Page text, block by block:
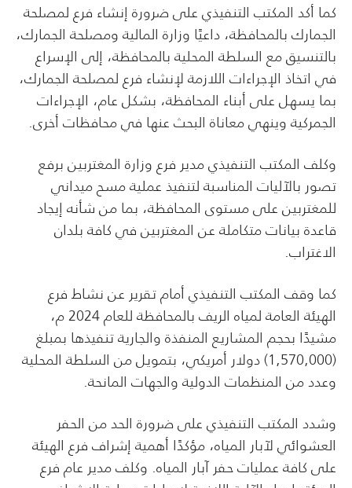
كما أكد المكتب التنفيذي على ضرورة إنشاء فرع لمصلحة
الجمارك بالمحافظة، داعيًا وزارة المالية ومصلحة الجمارك،
بالتنسيق مع السلطة المحلية بالمحافظة، إلى الإسراع
في اتخاذ الإجراءات اللازمة لإنشاء فرع لمصلحة الجمارك،
بما يسهل على أبناء المحافظة، بشكل عام، الإجراءات
الجمركية وينهي معاناة البحث عنها في محافظات أخرى.
وكلف المكتب التنفيذي مدير فرع وزارة المغتربين برفع
تصور بالآليات المناسبة لتنفيذ عملية مسح ميداني
للمغتربين على مستوى المحافظة، بما من شأنه إيجاد
قاعدة بيانات متكاملة عن المغتربين في كافة بلدان
الاغتراب.
كما وقف المكتب التنفيذي أمام تقرير عن نشاط فرع
الهيئة العامة لمياه الريف بالمحافظة للعام 2024 م،
مشيدًا بحجم المشاريع المنفذة والجارية تنفيذها بمبلغ
(1,570,000) دولار أمريكي، بتمويل من السلطة المحلية
وعدد من المنظمات الدولية والجهات المانحة.
وشدد المكتب التنفيذي على ضرورة الحد من الحفر
العشوائي لآبار المياه، مؤكدًا أهمية إشراف فرع الهيئة
على كافة عمليات حفر آبار المياه. وكلف مدير عام فرع